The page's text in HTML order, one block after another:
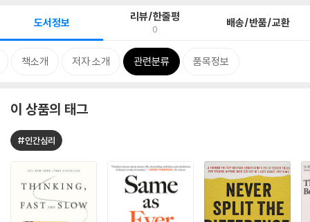
도서정보 리뷰/한줄평
0 배송/반품/교환
책소개 저자 소개 관련분류 품목정보
이 상품의 태그
#인간심리